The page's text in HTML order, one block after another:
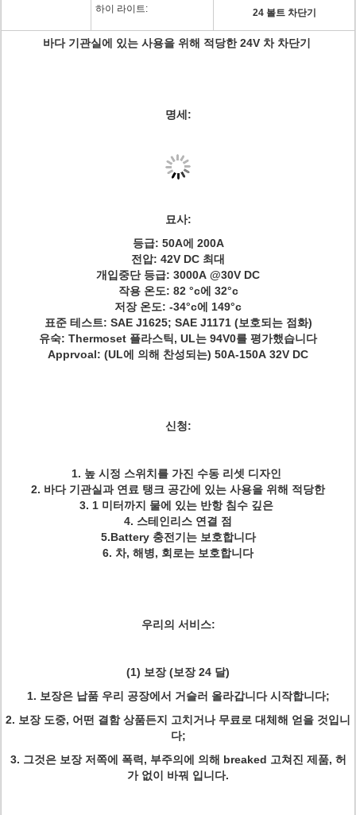
하이 라이트: 24 볼트 차단기
바다 기관실에 있는 사용을 위해 적당한 24V 차 차단기
명세:
묘사:
등급: 50A에 200A
전압: 42V DC 최대
개입중단 등급: 3000A @30V DC
작용 온도: 82 °c에 32°c
저장 온도: -34°c에 149°c
표준 테스트: SAE J1625; SAE J1171 (보호되는 점화)
유숙: Thermoset 플라스틱, UL는 94V0를 평가했습니다
Apprvoal: (UL에 의해 찬성되는) 50A-150A 32V DC
신청:
1. 높 시정 스위치를 가진 수동 리셋 디자인
2. 바다 기관실과 연료 탱크 공간에 있는 사용을 위해 적당한
3. 1 미터까지 물에 있는 반항 침수 깊은
4. 스테인리스 연결 점
5.Battery 충전기는 보호합니다
6. 차, 해병, 회로는 보호합니다
우리의 서비스:
(1) 보장(보장 24 달)
1. 보장은 납품 우리 공장에서 거슬러 올라갑니다 시작합니다;
2. 보장 도중, 어떤 결함 상품든지 고치거나 무료로 대체해 얻을 것입니
다;
3. 그것은 보장 저쪽에 폭력, 부주의에 의해 breaked 고쳐진 제품, 허
가 없이 바꿔 입니다.